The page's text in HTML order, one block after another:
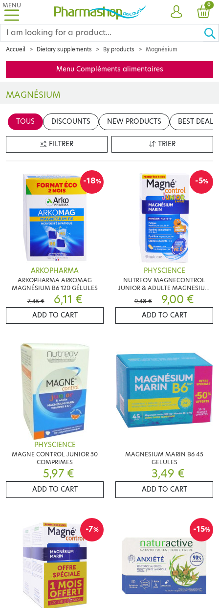
MENU
ACCOUNT
0
Accueil Dietary supplements By products Magnésium
Menu Compléments alimentaires
MAGNÉSIUM
TOUS
DISCOUNTS NEW PRODUCTS BEST DEALS
FILTRER TRIER
-18%
ARKOPHARMA
ARKOPHARMA ARKOMAG
MAGNÉSIUM B6 120 GÉLULES
7,45 €
6,11 €
ADD TO CART
-5%
PHYSCIENCE
NUTREOV MAGNECONTROL
JUNIOR & ADULTE MAGNESIUM
MARIN 60 COMPRIMES
9,48 € 9,00 €
ADD TO CART
PHYSCIENCE
MAGNE CONTROL JUNIOR 30
COMPRIMES
5,97 €
ADD TO CART
MAGNESIUM MARIN B6 45
GELULES
3,49 €
ADD TO CART
-7% -15%